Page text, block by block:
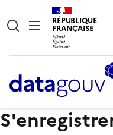
RÉPUBLIQUE
FRANÇAISE